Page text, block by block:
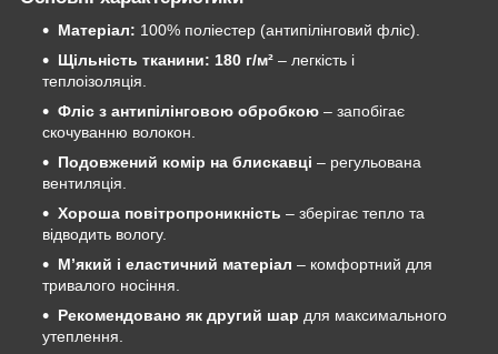
Матеріал: 100% поліестер (антипілінговий фліс).
Щільність тканини: 180 г/м² – легкість і
теплоізоляція.
Фліс з антипілінговою обробкою – запобігає
скочуванню волокон.
Подовжений комір на блискавці – регульована
вентиляція.
Хороша повітропроникність – зберігає тепло та
відводить вологу.
М’який і еластичний матеріал – комфортний для
тривалого носіння.
Рекомендовано як другий шар для максимального
утеплення.